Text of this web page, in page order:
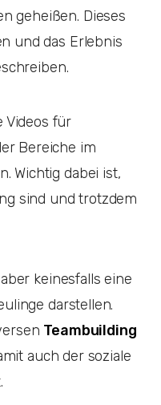
geheißen. Dieses
und das Erlebnis
Videos für
Bereiche im
Wichtig dabei ist,
sind und trotzdem
keinesfalls eine
darstellen.
Teambuilding
auch der soziale